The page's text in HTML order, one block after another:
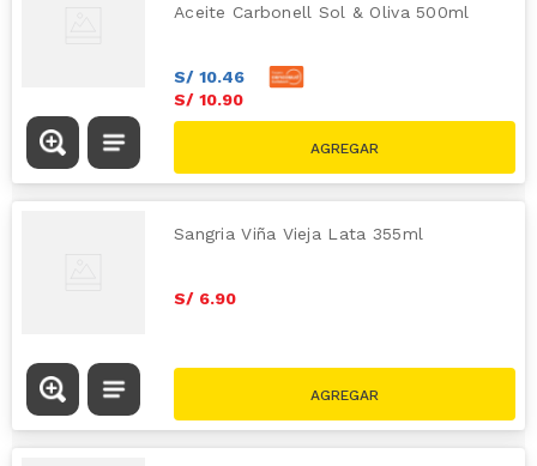
Aceite Carbonell Sol & Oliva 500ml
S/ 10.46
S/ 10.90
S/15.90
Sangria Viña Vieja Lata 355ml
S/ 6.90